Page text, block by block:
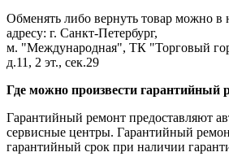
Обменять либо вернуть товар можно
адресу: г. Санкт-Петербург,
м. "Международная", ТК "Торговый
д.11, 2 эт., сек.29
Где можно произвести гарантийный
Гарантийный ремонт предоставляют
сервисные центры. Гарантийный
гарантийный срок при наличии